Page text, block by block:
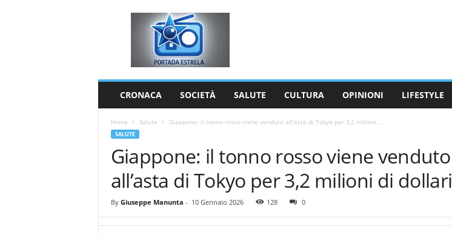
CRONACA SOCIETÀ SALUTE CULTURA OPINIONI LIFESTYLE
Home Salute Giappone: il tonno rosso viene venduto all’asta di Tokyo per 3,2 milioni...
SALUTE
Giappone: il tonno rosso viene venduto
all’asta di Tokyo per 3,2 milioni di dollari
By Giuseppe Manunta - 10 Gennaio 2026 128 0